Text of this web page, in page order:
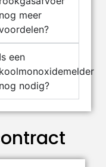
nog meer
Is een
koolmonoxidemelder
nog nodig?